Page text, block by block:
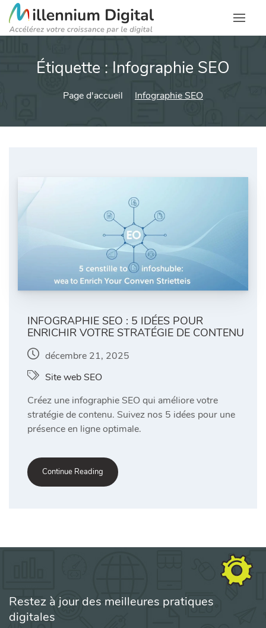
Étiquette : Infographie SEO
Page d'accueil Infographie SEO
INFOGRAPHIE SEO : 5 IDÉES POUR
ENRICHIR VOTRE STRATÉGIE DE CONTENU
décembre 21, 2025
Site web SEO
Créez une infographie SEO qui améliore votre
stratégie de contenu. Suivez nos 5 idées pour une
présence en ligne optimale.
Continue Reading
Restez à jour des meilleures pratiques
digitales